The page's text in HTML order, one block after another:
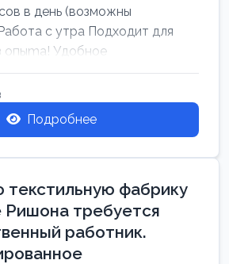
в день (возможны
с утpa Подходит для
опыma! Удобное
Подробнее
фабрику
Ришона требуется
работник.